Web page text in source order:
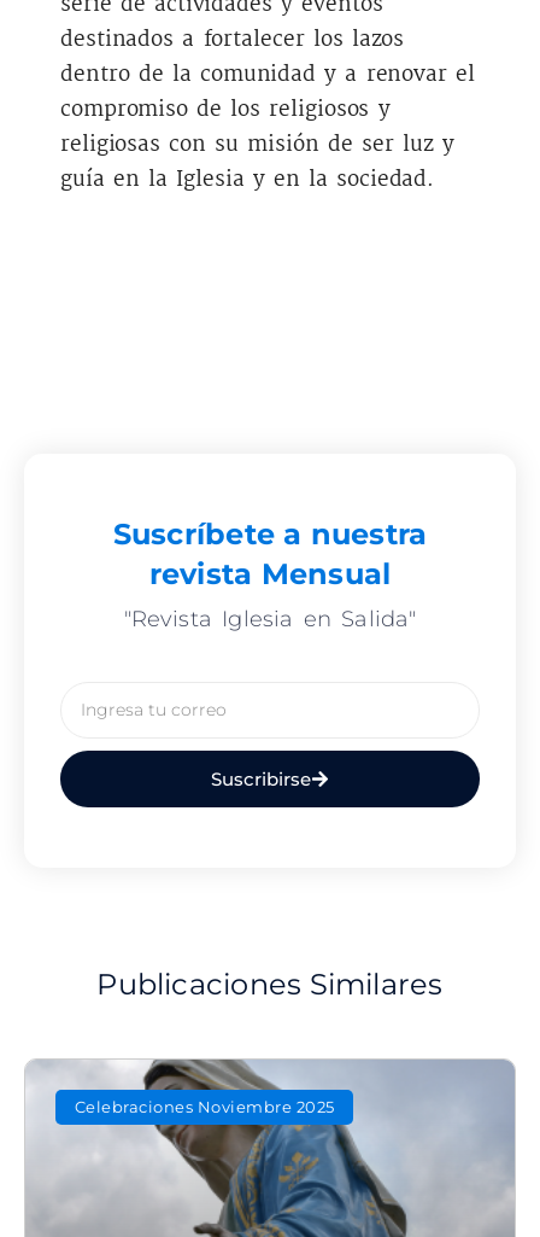
destinados a fortalecer los lazos
dentro de la comunidad y a renovar el
compromiso de los religiosos y
religiosas con su misión de ser luz y
guía en la Iglesia y en la sociedad.
Suscríbete a nuestra
revista Mensual
"Revista Iglesia en Salida"
Suscribirse
Publicaciones Similares
Celebraciones Noviembre 2025